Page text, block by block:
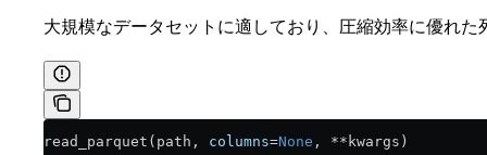
大規模なデータセットに適しており、圧縮効率に優れた
read_parquet(path, columns=None , ** kwargs)